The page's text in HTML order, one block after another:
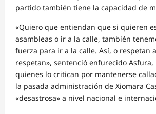
partido también tiene la capacidad de
«Quiero que entiendan que si quieren
asambleas o ir a la calle, también
fuerza para ir a la calle. Así, o respetan
respetan», sentenció enfurecido
quienes lo critican por mantenerse
la pasada administración de Xiomara
«desastrosa» a nivel nacional e